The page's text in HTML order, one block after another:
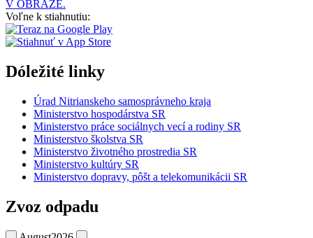
V OBRAZE.
Voľne k stiahnutiu:
Dóležité linky
Úrad Nitrianskeho samosprávneho kraja
Ministerstvo hospodárstva SR
Ministerstvo práce sociálnych vecí a rodiny SR
Ministerstvo školstva SR
Ministerstvo životného prostredia SR
Ministerstvo kultúry SR
Ministerstvo dopravy, pôšt a telekomunikácii SR
Zvoz odpadu